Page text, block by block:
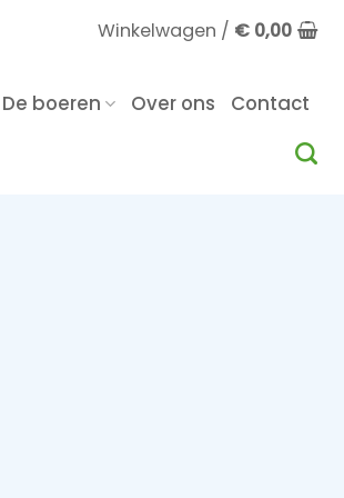
Winkelwagen / € 0,00
De boeren Over ons Contact